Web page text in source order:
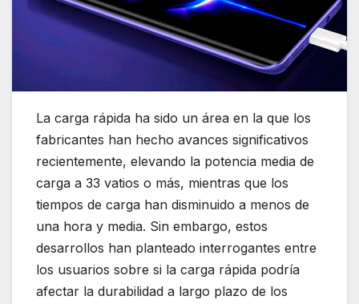
La carga rápida ha sido un área en la que los
fabricantes han hecho avances significativos
recientemente, elevando la potencia media de
carga a 33 vatios o más, mientras que los
tiempos de carga han disminuido a menos de
una hora y media. Sin embargo, estos
desarrollos han planteado interrogantes entre
los usuarios sobre si la carga rápida podría
afectar la durabilidad a largo plazo de los